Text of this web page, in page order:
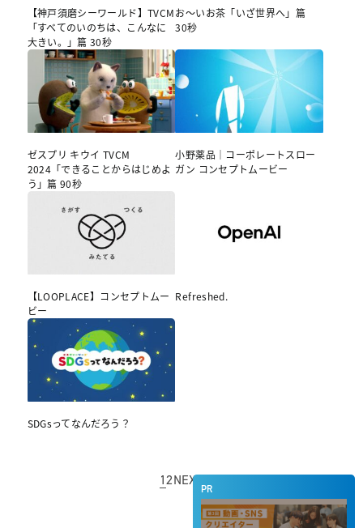
PR
【神戸須磨シーワールド】TVCM
「すべてのいのちは、こんなに
大きい。」篇 30秒
お～いお茶「いざ世界へ」篇
30秒
ゼスプリ キウイ TVCM
2024「できることからはじめよ
う」篇 90秒
小野薬品｜コーポレートスロー
ガン コンセプトムービー
【LOOPLACE】コンセプトムー
ビー
Refreshed.
SDGsってなんだろう？
12NEXT